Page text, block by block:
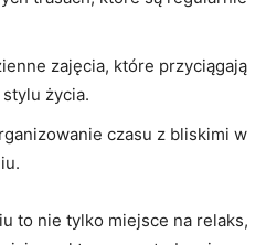
zajęcia, ⁢które przyciągają
życia.
czasu z bliskimi w
to ‍nie tylko miejsce na relaks,